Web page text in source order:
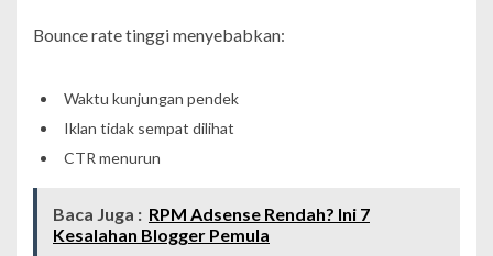
Bounce rate tinggi menyebabkan:
Waktu kunjungan pendek
Iklan tidak sempat dilihat
CTR menurun
Baca Juga : RPM Adsense Rendah? Ini 7
Kesalahan Blogger Pemula